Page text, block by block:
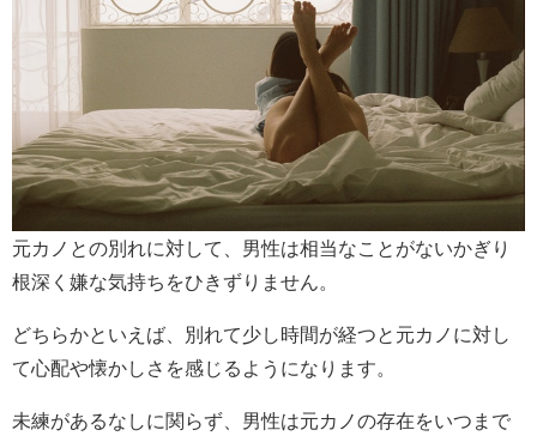
元カノとの別れに対して、男性は相当なことがないかぎり
根深く嫌な気持ちをひきずりません。
どちらかといえば、別れて少し時間が経つと元カノに対し
て心配や懐かしさを感じるようになります。
未練があるなしに関らず、男性は元カノの存在をいつまで